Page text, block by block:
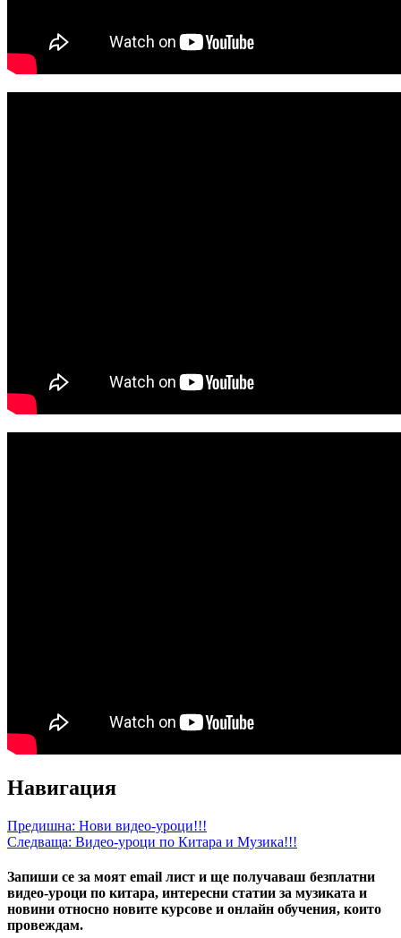
Навигация
Предишна: Нови видео-уроци!!!
Следваща: Видео-уроци по Китара и Музика!!!
Запиши се за моят email лист и ще получаваш безплатни
видео-уроци по китара, интересни статии за музиката и
новини относно новите курсове и онлайн обучения, които
провеждам.